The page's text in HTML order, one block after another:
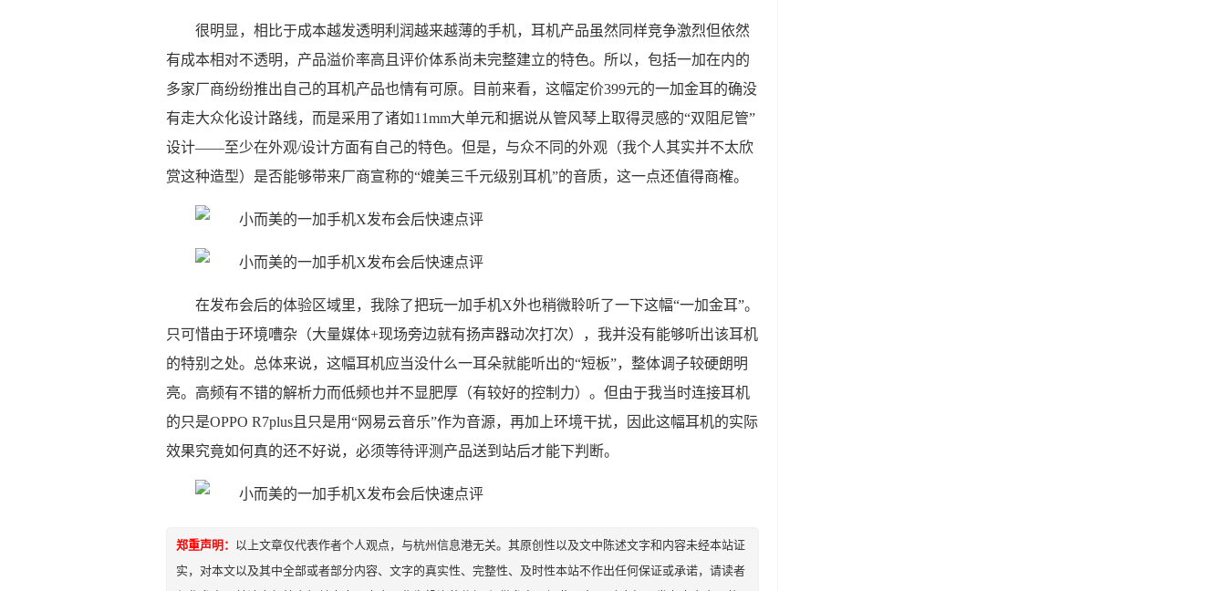
很明显，相比于成本越发透明利润越来越薄的手机，耳机产品虽然同样竞争激烈但依然
有成本相对不透明，产品溢价率高且评价体系尚未完整建立的特色。所以，包括一加在内的
多家厂商纷纷推出自己的耳机产品也情有可原。目前来看，这幅定价399元的一加金耳的确没
有走大众化设计路线，而是采用了诸如11mm大单元和据说从管风琴上取得灵感的“双阻尼管”
设计——至少在外观/设计方面有自己的特色。但是，与众不同的外观（我个人其实并不太欣
赏这种造型）是否能够带来厂商宣称的“媲美三千元级别耳机”的音质，这一点还值得商榷。
在发布会后的体验区域里，我除了把玩一加手机X外也稍微聆听了一下这幅“一加金耳”。
只可惜由于环境嘈杂（大量媒体+现场旁边就有扬声器动次打次），我并没有能够听出该耳机
的特别之处。总体来说，这幅耳机应当没什么一耳朵就能听出的“短板”，整体调子较硬朗明
亮。高频有不错的解析力而低频也并不显肥厚（有较好的控制力）。但由于我当时连接耳机
的只是OPPO R7plus且只是用“网易云音乐”作为音源，再加上环境干扰，因此这幅耳机的实际
效果究竟如何真的还不好说，必须等待评测产品送到站后才能下判断。
郑重声明： 以上文章仅代表作者个人观点，与杭州信息港无关。其原创性以及文中陈述文字和内容未经本站证
实，对本文以及其中全部或者部分内容、文字的真实性、完整性、及时性本站不作出任何保证或承诺，请读者